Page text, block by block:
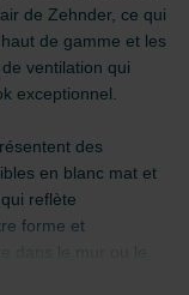
de Zehnder, ce qui
de gamme et les
ventilation qui
exceptionnel.
des
en blanc mat et
reflète
forme et